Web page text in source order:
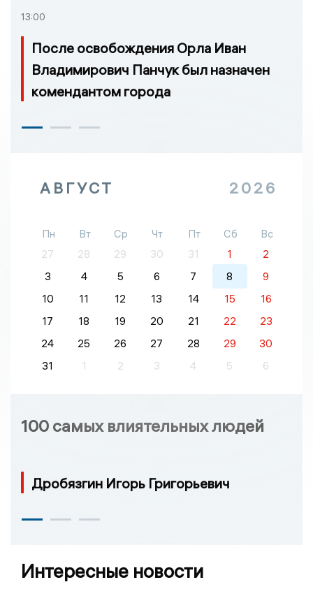
13:00
После освобождения Орла Иван
Владимирович Панчук был назначен
комендантом города
АВГУСТ 2026
Пн Вт Ср Чт Пт Сб
Вс
27
28 29 30 31 1
2
3
4 5 6 7 8
9
10
11 12 13 14 15
16
17
18 19 20 21 22
23
24
25 26 27 28 29
30
31
1 2 3 4 5 6
100 самых влиятельных людей
Дробязгин Игорь Григорьевич
Интересные новости